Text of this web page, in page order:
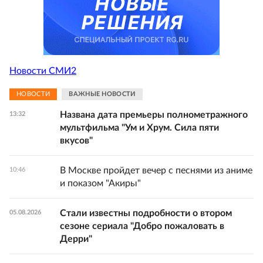
Новости СМИ2
НОВОСТИ ВАЖНЫЕ НОВОСТИ
13:32
Названа дата премьеры полнометражного
мультфильма "Ум и Хрум. Сила пяти
вкусов"
10:46
В Москве пройдет вечер с песнями из аниме
и показом "Акиры"
05.08.2026
Стали известны подробности о втором
сезоне сериала "Добро пожаловать в
Дерри"